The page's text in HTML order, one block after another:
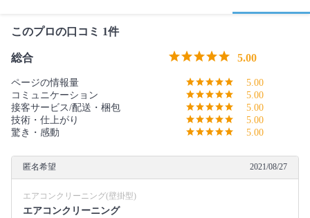
このプロの口コミ 1件
総合 5.00
ページの情報量
5.00
コミュニケーション
5.00
接客サービス/配送・梱包
5.00
技術・仕上がり
5.00
驚き・感動
5.00
匿名希望 2021/08/27
エアコンクリーニング(壁掛型)
エアコンクリーニング